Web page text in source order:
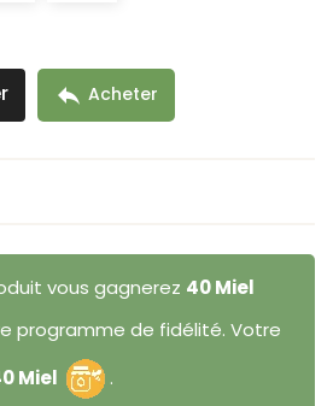
 Acheter
vous gagnerez 40 Miel
programme de fidélité. Votre
Miel .